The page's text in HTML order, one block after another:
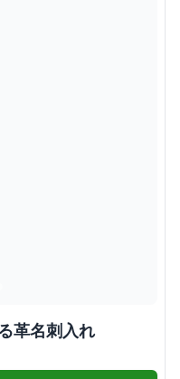
革名刺入れ